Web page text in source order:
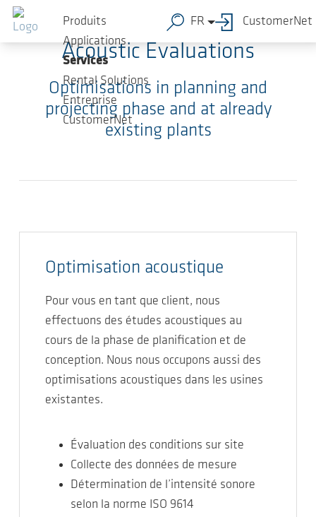
Sauter au contenu principal
Produits
Applications
Services
Rental Solutions
Entreprise
CustomerNet
FR CustomerNet
Acoustic Evaluations
Optimisations in planning and
projecting phase and at already
existing plants
Optimisation acoustique
Pour vous en tant que client, nous
effectuons des études acoustiques au
cours de la phase de planification et de
conception. Nous nous occupons aussi des
optimisations acoustiques dans les usines
existantes.
Évaluation des conditions sur site
Collecte des données de mesure
Détermination de l’intensité sonore
selon la norme ISO 9614